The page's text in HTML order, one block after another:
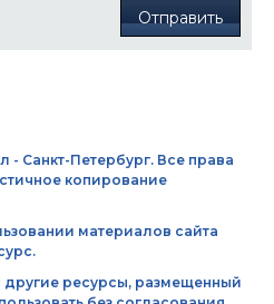
Отправить
Санкт-Петербург. Все права
копирование
материалов сайта
другие ресурсы, размещенный